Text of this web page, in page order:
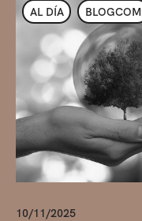
AL DÍA BLOGCOM
10/11/2025